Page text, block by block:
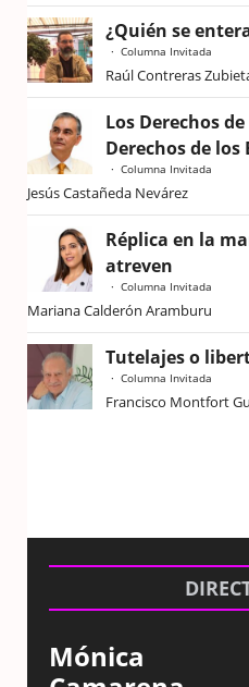
¿Quién se
Columna Invitada
Raúl Contreras
Los Derechos
Derechos de los
Columna Invitada
Jesús Castañeda Nevárez
Réplica en la
atreven
Columna Invitada
Mariana Calderón Aramburu
Tutelajes o
Columna Invitada
Francisco Montfort
Mónica